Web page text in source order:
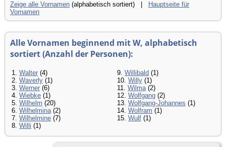
Zeige alle Vornamen (alphabetisch sortiert) |
Hauptseite für
Vornamen
Alle Vornamen beginnend mit W, alphabetisch
sortiert (Anzahl der Personen):
1. Walter (4)
2. Waverly (1)
3. Werner (6)
4. Wiebke (1)
5. Wilhelm (20)
6. Wilhelmina(2)
7. Wilhelmine (7)
8. Willi (1)
9. Willibald (1)
10. Willy (1)
11. Wilma(2)
12. Wolfgang (2)
13. Wolfgang-Johannes (1)
14. Wolfram (1)
15. Wulf (1)